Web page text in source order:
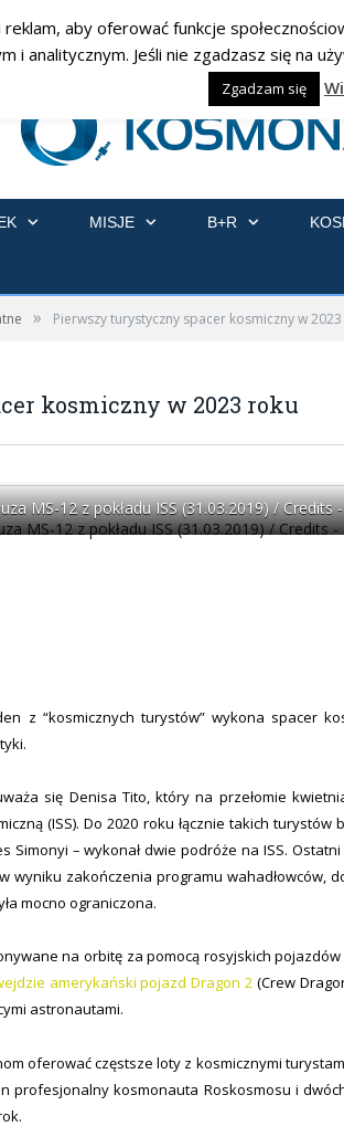
MISJE B+R
» Pierwszy turystyczny spacer kosmiczny w
kosmiczny w 2023 roku
MS-12 z pokładu ISS (31.03.2019) / Credits
z “kosmicznych turystów” wykona spacer
się Denisa Tito, który na przełomie
(ISS). Do 2020 roku łącznie takich turystów
Simonyi – wykonał dwie podróże na ISS.
wyniku zakończenia programu wahadłowców,
mocno ograniczona.
na orbitę za pomocą rosyjskich pojazdów
amerykański pojazd Dragon 2 (Crew
astronautami.
oferować częstsze loty z kosmicznymi
profesjonalny kosmonauta Roskosmosu i
aby oferować funkcje
analitycznym. Jeśli nie zgadzasz się na
Zgadzam się